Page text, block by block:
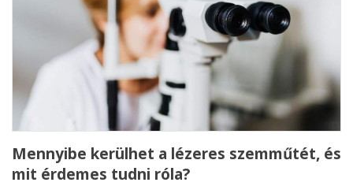
Mennyibe kerülhet a lézeres szemműtét, és
mit érdemes tudni róla?